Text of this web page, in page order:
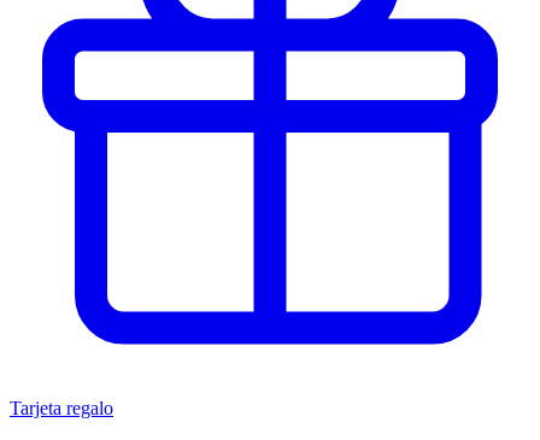
Tarjeta regalo